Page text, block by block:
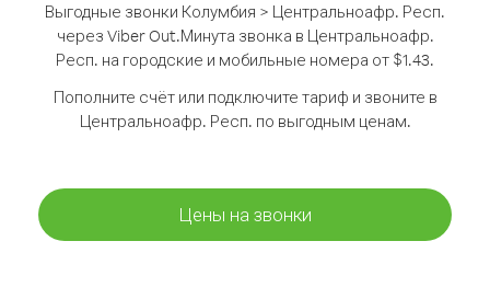
Выгодные звонки Колумбия > Центральноафр. Респ.
через Viber Out.Минута звонка в Центральноафр.
Респ. на городские и мобильные номера от $1.43.
Пополните счёт или подключите тариф и звоните в
Центральноафр. Респ. по выгодным ценам.
Цены на звонки